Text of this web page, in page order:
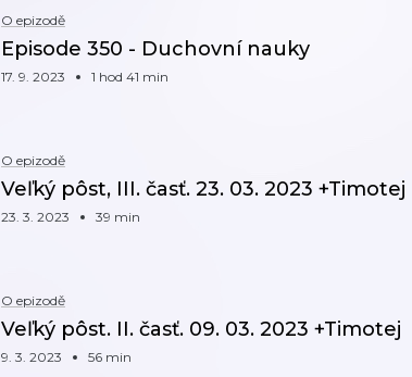
O epizodě
Episode 350 - Duchovní nauky
17. 9. 2023 1 hod 41 min
O epizodě
Veľký pôst, III. časť. 23. 03. 2023 +Timotej
23. 3. 2023 39 min
O epizodě
Veľký pôst. II. časť. 09. 03. 2023 +Timotej
9. 3. 2023 56 min